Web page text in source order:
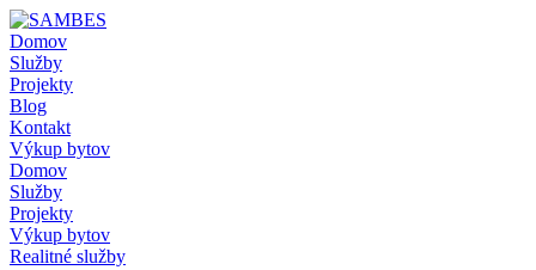
Skip
to
content
Domov
Služby
Projekty
Blog
Kontakt
Výkup bytov
Domov
Služby
Projekty
Výkup bytov
Realitné služby